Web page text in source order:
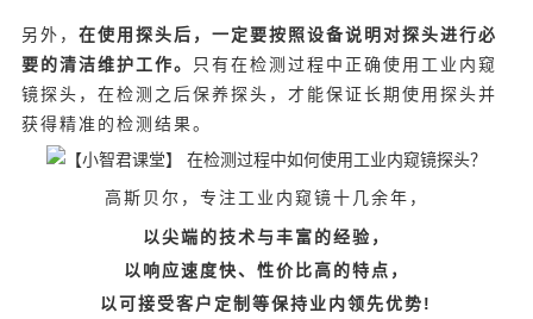
另外， 在使用探头后，一定要按照设备说明对探头进行必
要的清洁维护工作。
只有在检测过程中正确使用工业内窥
镜探头，在检测之后保养探头，才能保证长期使用探头并
获得精准的检测结果。
高斯贝尔，专注工业内窥镜十几余年，
以尖端的技术与丰富的经验，
以响应速度快、性价比高的特点，
以可接受客户定制等保持业内领先优势!